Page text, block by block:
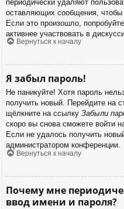
периодически удаляют
оставляющих сообщения,
Если это произошло,
активнее участвовать в
Вернуться к началу
Я забыл пароль!
Не паникуйте! Хотя пароль
получить новый. Перейдите на
щёлкните на ссылку Забыли
скоро вы снова сможете войти
Если не удалось получить
администратором конференции.
Вернуться к началу
Почему мне
ввод имени и пароля?